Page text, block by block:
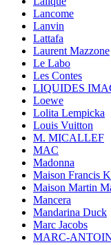
Lancome
Lanvin
Lattafa
Laurent Mazzone
Le Labo
Les Contes
LIQUIDES
Loewe
Lolita Lempicka
Louis Vuitton
M. MICALLEF
MAC
Madonna
Maison Francis
Maison Martin
Mancera
Mandarina Duck
Marc Jacobs
MARC-